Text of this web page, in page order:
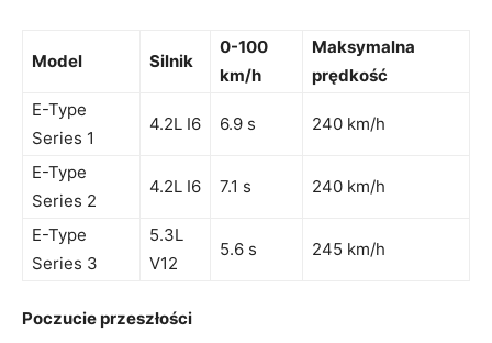
Model Silnik
0-100
km/h
Maksymalna
prędkość
E-Type
Series ‌1
4.2L I6 6.9 ​s 240 km/h
E-Type
Series 2
4.2L I6 7.1 s 240 km/h
E-Type
Series 3
5.3L⁢
V12
5.6 s 245 km/h
Poczucie przeszłości